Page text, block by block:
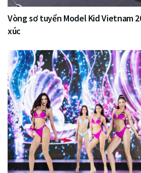
Vòng sơ tuyển Model Kid Vietnam
xúc